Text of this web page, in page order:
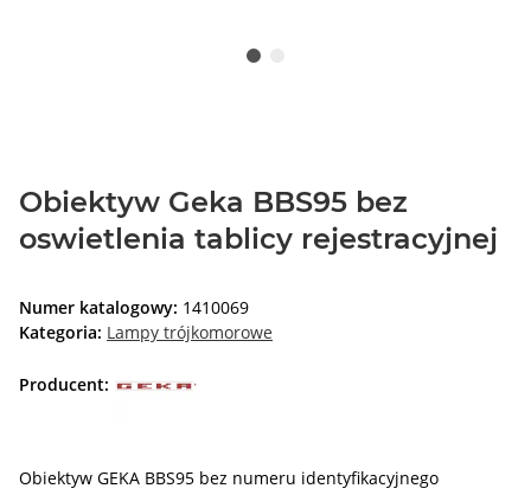
Obiektyw Geka BBS95 bez
oswietlenia tablicy rejestracyjnej
Numer katalogowy: 1410069
Kategoria: Lampy trójkomorowe
Producent:
Obiektyw GEKA BBS95 bez numeru identyfikacyjnego